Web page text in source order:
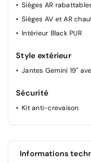
Sièges AR
Sièges AV et AR
Intérieur Black PUR
Style extérieur
Jantes Gemini 19"
Sécurité
Kit anti-crevaison
Informations